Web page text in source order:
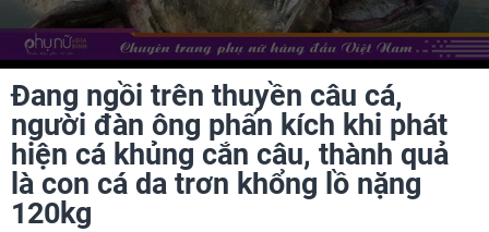
Đang ngồi trên thuyền câu cá,
người đàn ông phấn kích khi phát
hiện cá khủng cắn câu, thành quả
là con cá da trơn khổng lồ nặng
120kg